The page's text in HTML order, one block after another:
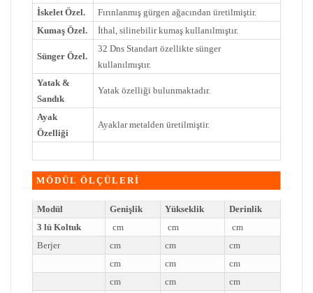
İskelet Özel.
Fırınlanmış gürgen ağacından üretilmiştir.
Kumaş Özel.
İthal, silinebilir kumaş kullanılmıştır.
Sünger Özel.
32 Dns Standart özellikte sünger
kullanılmıştır.
Yatak &
Sandık
Yatak özelliği bulunmaktadır.
Ayak
Özelliği
Ayaklar metalden üretilmiştir.
MÖDÜL ÖLÇÜLERİ
Modül Genişlik Yükseklik
Derinlik
3 lü Koltuk
cm cm
cm
Berjer
cm cm
cm
cm
cm
cm
cm
cm
cm